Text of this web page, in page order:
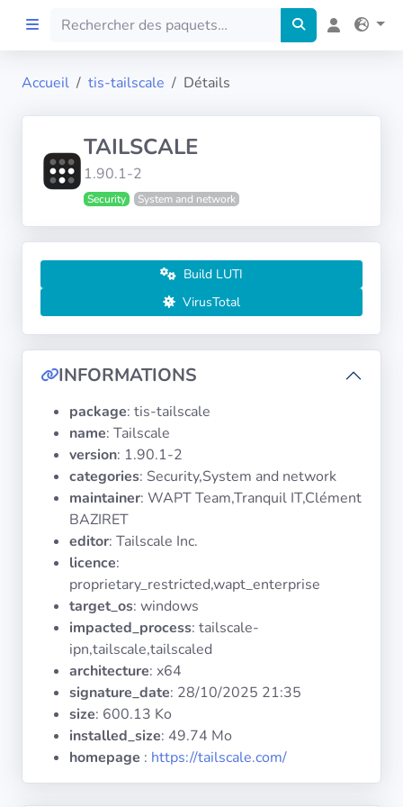
Preprod
Architectures
Systèmes
d'exploitation
Catégories
Licences
Documentation
Tranquil IT
Accueil tis-tailscale Détails
TAILSCALE
1.90.1-2
Security System and network
Build LUTI
VirusTotal
INFORMATIONS
package: tis-tailscale
name: Tailscale
version: 1.90.1-2
categories: Security,System and network
maintainer: WAPT Team,Tranquil IT,Clément
BAZIRET
editor: Tailscale Inc.
licence:
proprietary_restricted,wapt_enterprise
target_os: windows
impacted_process: tailscale-
ipn,tailscale,tailscaled
architecture: x64
signature_date: 28/10/2025 21:35
size: 600.13 Ko
installed_size: 49.74 Mo
homepage : https://tailscale.com/